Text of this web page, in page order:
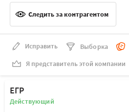
Нидерланды
Следить за контрагентом
Исправить Выборка
Я представитель этой компании
ЕГР
Действующий